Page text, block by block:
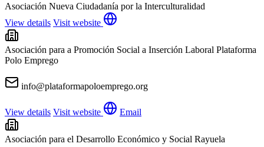
Asociación Nueva Ciudadanía por la Interculturalidad
View details Visit website
Asociación para a Promoción Social a Inserción Laboral Plataforma
Polo Emprego
info@plataformapoloemprego.org
View details Visit website Email
Asociación para el Desarrollo Económico y Social Rayuela